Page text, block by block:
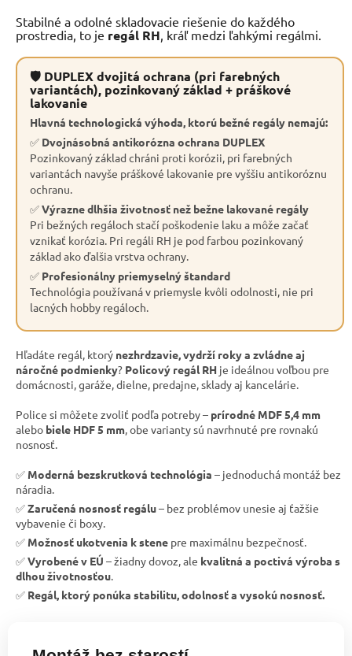
Stabilné a odolné skladovacie riešenie do každého
prostredia, to je regál RH , kráľ medzi ľahkými regálmi.
🛡 DUPLEX dvojitá ochrana (pri farebných
variantách), pozinkovaný základ + práškové
lakovanie
Hlavná technologická výhoda, ktorú bežné regály nemajú:
✅ Dvojnásobná antikorózna ochrana DUPLEX
Pozinkovaný základ chráni proti korózii, pri farebných
variantách navyše práškové lakovanie pre vyššiu antikoróznu
ochranu.
✅Výrazne dlhšia životnosť než bežne lakované regály
Pri bežných regáloch stačí poškodenie laku a môže začať
vznikať korózia. Pri regáli RH je pod farbou pozinkovaný
základ ako ďalšia vrstva ochrany.
✅ Profesionálny priemyselný štandard
Technológia používaná v priemysle kvôli odolnosti, nie pri
lacných hobby regáloch.
Hľadáte regál, ktorý nezhrdzavie, vydrží roky a zvládne aj
náročné podmienky? Policový regál RH je ideálnou voľbou pre
domácnosti, garáže, dielne, predajne, sklady aj kancelárie.
Police si môžete zvoliť podľa potreby – prírodné MDF 5,4 mm
alebo biele HDF 5 mm , obe varianty sú navrhnuté pre rovnakú
nosnosť.
✅ Moderná bezskrutková technológia – jednoduchá montáž bez
náradia.
✅Zaručená nosnosť regálu– bez problémov unesie aj ťažšie
vybavenie či boxy.
✅ Možnosť ukotvenia k stene pre maximálnu bezpečnosť.
✅Vyrobené v EÚ – žiadny dovoz, ale kvalitná a poctivá výroba s
dlhou životnosťou
✅ Regál, ktorý ponúka stabilitu, odolnosť a vysokú nosnosť.